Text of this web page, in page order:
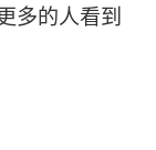
多的人看到